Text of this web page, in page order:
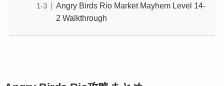
Angry Birds Rio Market Mayhem Level 14-
2 Walkthrough